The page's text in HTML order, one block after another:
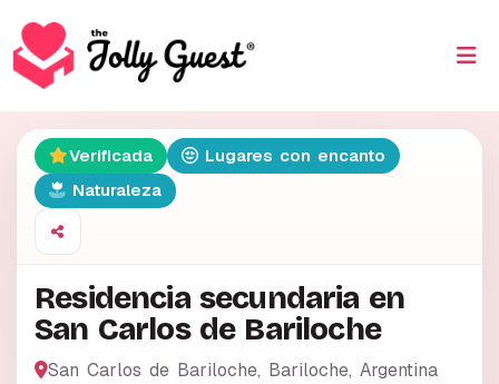
Verificada
Lugares con encanto
Naturaleza
Residencia secundaria en
San Carlos de Bariloche
San Carlos de Bariloche, Bariloche, Argentina